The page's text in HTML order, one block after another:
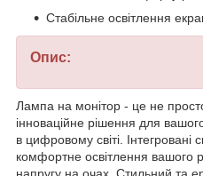
Стабільне освітлення
Опис:
Лампа на монітор - це не
інноваційне рішення для
в цифровому світі. Інтегровані
комфортне освітлення вашого